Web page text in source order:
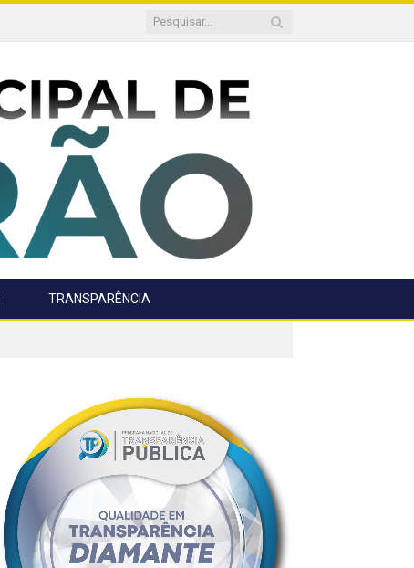
TRANSPARÊNCIA